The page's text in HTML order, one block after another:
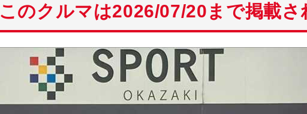
このクルマは2026/07/20まで掲載